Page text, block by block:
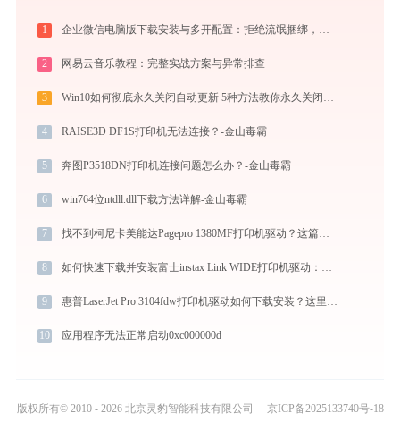
1 企业微信电脑版下载安装与多开配置：拒绝流氓捆绑，拯救C盘深度瘦身配置指南
2 网易云音乐教程：完整实战方案与异常排查
3 Win10如何彻底永久关闭自动更新 5种方法教你永久关闭win10自动更新
4 RAISE3D DF1S打印机无法连接？-金山毒霸
5 奔图P3518DN打印机连接问题怎么办？-金山毒霸
6 win764位ntdll.dll下载方法详解-金山毒霸
7 找不到柯尼卡美能达Pagepro 1380MF打印机驱动？这篇全面下载安装指南帮到你
8 如何快速下载并安装富士instax Link WIDE打印机驱动：详细步骤解析
9 惠普LaserJet Pro 3104fdw打印机驱动如何下载安装？这里有你需要的所有信息
10 应用程序无法正常启动0xc000000d
版权所有© 2010 - 2026 北京灵豹智能科技有限公司 京ICP备2025133740号-18